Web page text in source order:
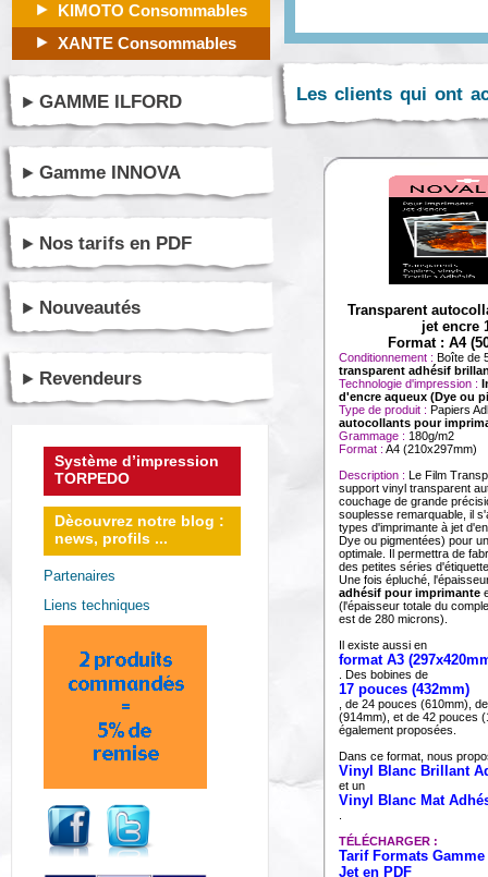
KIMOTO Consommables
XANTE Consommables
GAMME ILFORD
Gamme INNOVA
Nos tarifs en PDF
Nouveautés
Revendeurs
Système d’impression
TORPEDO
Dècouvrez notre blog :
news, profils ...
Partenaires
Liens techniques
Les clients qui ont
Transparent
jet encre
Format : A4
Conditionnement : Boîte de
transparent adhésif
Technologie d'impression :
d'encre aqueux (Dye ou
Type de produit : Papiers
autocollants pour
Grammage : 180g/m2
Format : A4 (210x297mm)
Description : Le Film
support vinyl transparent
couchage de grande
souplesse remarquable, il
types d'imprimante à jet
Dye ou pigmentées) pour
optimale. Il permettra de
des petites séries
Une fois épluché,
adhésif pour imprimante
(l'épaisseur totale du
est de 280 microns).
Il existe aussi en
format A3
. Des bobines de
17 pouces (432mm)
, de 24 pouces (610mm),
(914mm), et de 42 pouces
également proposées.
Dans ce format, nous
Vinyl Blanc Brillant
et un
Vinyl Blanc Mat
TÉLÉCHARGER :
Tarif Formats Gamme
Jet en PDF